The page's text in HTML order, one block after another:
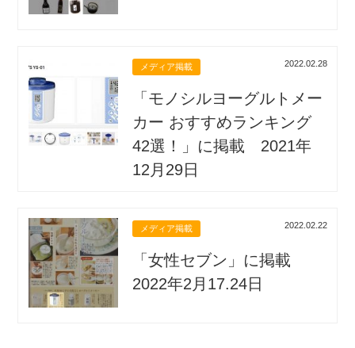
メディア掲載 2022.02.28
「モノシルヨーグルトメー
カー おすすめランキング
42選！」に掲載 2021年
12月29日
メディア掲載 2022.02.22
「女性セブン」に掲載
2022年2月17.24日